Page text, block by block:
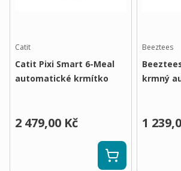
Catit
Catit Pixi Smart 6-Meal
automatické krmítko
2 479,00 Kč
Beeztees
krmný
1